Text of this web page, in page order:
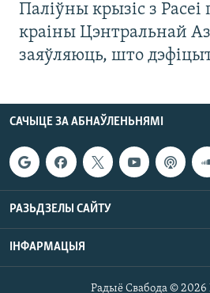
Паліўны крызіс з Расеі
краіны Цэнтральнай
заяўляюць, што
САЧЫЦЕ ЗА АБНАЎЛЕНЬНЯМІ
РАЗЬДЗЕЛЫ САЙТУ
ІНФАРМАЦЫЯ
Радыё Свабода © 2026